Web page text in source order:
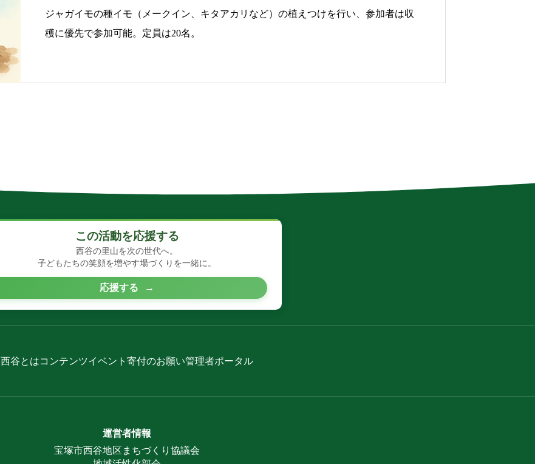
ジャガイモの種イモ（メークイン、キタアカリなど）の植えつけを行い、参加者は収
穫に優先で参加可能。定員は20名。
この活動を応援する
西谷の里山を次の世代へ。
子どもたちの笑顔を増やす場づくりを一緒に。
応援する →
西谷とはコンテンツイベント 寄付のお願い管理者ポータル
運営者情報
宝塚市西谷地区まちづくり協議会